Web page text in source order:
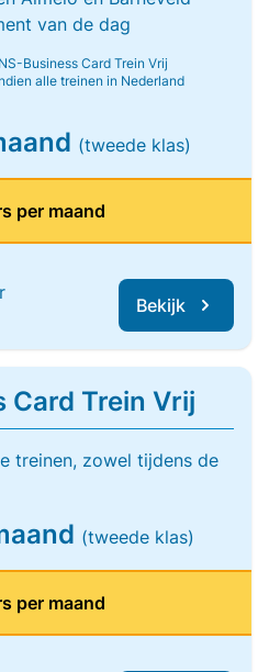
van de dag
Business Card Trein Vrij
alle treinen in Nederland
(tweede klas)
per maand
Bekijk
Card Trein Vrij
treinen, zowel tijdens de
(tweede klas)
per maand